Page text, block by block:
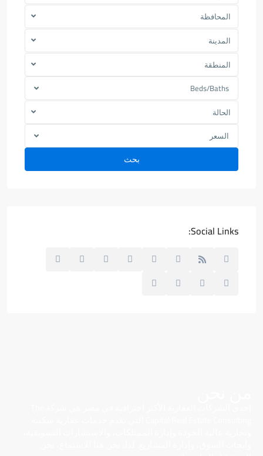
المحافظة
المدينة
المنطقة
Beds/Baths
الحالة
السعر
بحث
Social Links: